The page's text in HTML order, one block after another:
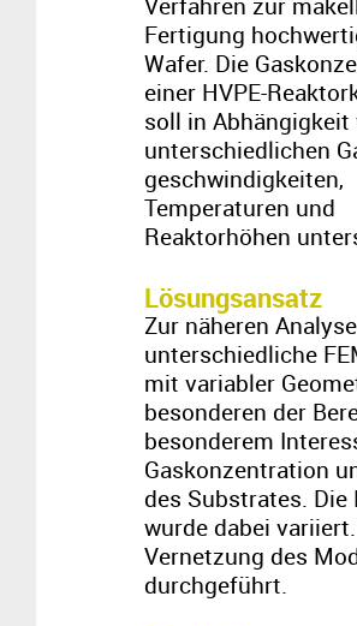
Fertigung
Wafer. Die
einer HVPE-
soll in Abhängigkeit
unterschiedlichen
geschwindigkeiten,
Temperaturen und
Reaktorhöhen
Lösungsansatz
Zur näheren
unterschiedliche
mit variabler
besonderen der
besonderem
Gaskonzentration
des Substrates.
wurde dabei
Vernetzung des
durchgeführt.